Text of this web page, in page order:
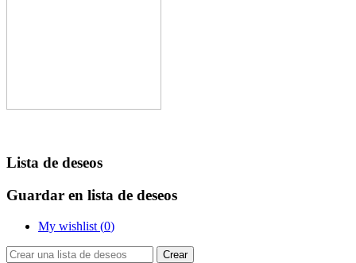
Lista de deseos
Guardar en lista de deseos
My wishlist (0)
Crear